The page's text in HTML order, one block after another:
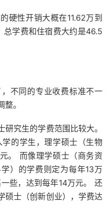
硬性开销大概在11.62万到
总学费和住宿费大约是46.5
不同的专业收费标准不一
。
究生的学费范围比较大。
的学生，理学硕士（生物
。 而像理学硕士（商务资
）的学费则定为每年13万
些，达到每年14万元。 还
硕士（创新创业），学费达